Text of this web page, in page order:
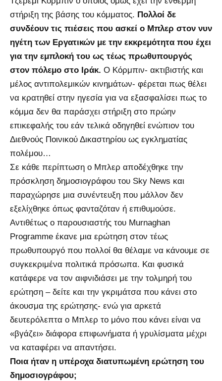
στήριξη της βάσης του κόμματος. Πολλοί δε
συνδέουν τις πιέσεις που ασκεί ο Μπλερ στον νυν
ηγέτη των Εργατικών με την εκκρεμότητα που έχει
για την εμπλοκή του ως τέως πρωθυπουργός
στον πόλεμο στο Ιράκ. Ο Κόρμπιν- ακτιβιστής και
μέλος αντιπολεμικών κινημάτων- φέρεται πως θέλει
να κρατηθεί στην ηγεσία για να εξασφαλίσει πως το
κόμμα δεν θα παράσχει στήριξη στο πρώην
επικεφαλής του εάν τελικά οδηγηθεί ενώπιον του
Διεθνούς Ποινικού Δικαστηρίου ως εγκληματίας
πολέμου…
Σε κάθε περίπτωση ο Μπλερ αποδέχθηκε την
πρόσκληση δημοσιογράφου του Sky News και
παραχώρησε μια συνέντευξη που μάλλον δεν
εξελίχθηκε όπως φανταζόταν ή επιθυμούσε.
Αντιθέτως ο παρουσιαστής του Murnaghan
Programme έκανε μια ερώτηση στον τέως
πρωθυπουργό που πολλοί θα θέλαμε να κάνουμε σε
συγκεκριμένα πολιτικά πρόσωπα. Και φυσικά
κατάφερε να τον αιφνιδιάσει με την τολμηρή του
ερώτηση – δείτε και την γκριμάτσα που κάνει στο
άκουσμα της ερώτησης- ενώ για αρκετά
δευτερόλεπτα ο Μπλερ το μόνο που κάνει είναι να
«βγάζει» διάφορα επιφωνήματα ή γρυλίσματα μέχρι
να καταφέρει να απαντήσει.
Ποια ήταν η υπέροχα διατυπωμένη ερώτηση του
δημοσιογράφου;